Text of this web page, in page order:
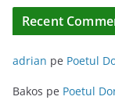
Recent
adrian pe Poetul
Bakos pe Poetul